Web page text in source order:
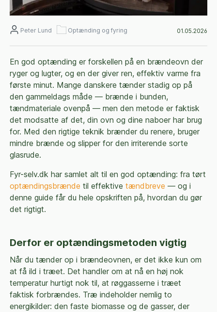
Peter Lund Optænding og fyring 01.05.2026
En god optænding er forskellen på en brændeovn der
ryger og lugter, og en der giver ren, effektiv varme fra
første minut. Mange danskere tænder stadig op på
den gammeldags måde — brænde i bunden,
tændmateriale ovenpå — men den metode er faktisk
det modsatte af det, din ovn og dine naboer har brug
for. Med den rigtige teknik brænder du renere, bruger
mindre brænde og slipper for den irriterende sorte
glasrude.
Fyr-selv.dk har samlet alt til en god optænding: fra tørt
optændingsbrænde til effektive tændbreve — og i
denne guide får du hele opskriften på, hvordan du gør
det rigtigt.
Derfor er optændingsmetoden vigtig
Når du tænder op i brændeovnen, er det ikke kun om
at få ild i træet. Det handler om at nå en høj nok
temperatur hurtigt nok til, at røggasserne i træet
faktisk forbrændes. Træ indeholder nemlig to
energikilder: den faste biomasse og de gasser, der